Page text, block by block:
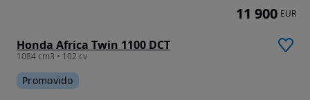
Honda Africa Twin 1100 DCT
1084 cm3 • 102 cv
Promovido
11 900 EUR